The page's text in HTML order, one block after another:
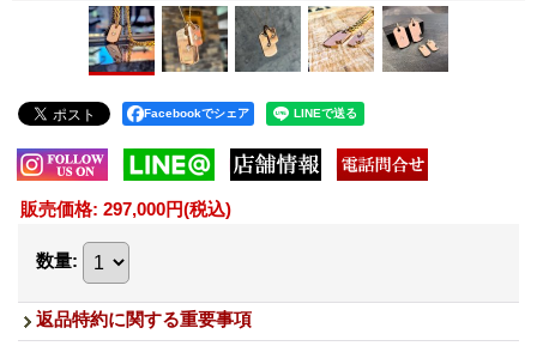
Facebookでシェア
販売価格: 297,000円(税込)
数量:
返品特約に関する重要事項